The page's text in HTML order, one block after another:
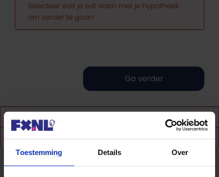
Toestemming Details Over
Selecteer wat je wilt doen met je hypotheek
om verder te gaan